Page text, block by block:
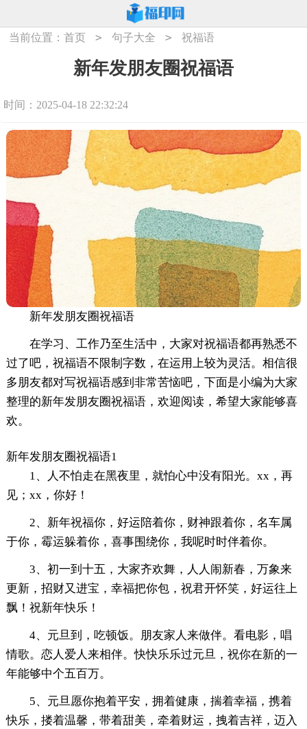
当前位置：首页 > 句子大全 > 祝福语
新年发朋友圈祝福语
时间：2025-04-18 22:32:24
新年发朋友圈祝福语
在学习、工作乃至生活中，大家对祝福语都再熟悉不
过了吧，祝福语不限制字数，在运用上较为灵活。相信很
多朋友都对写祝福语感到非常苦恼吧，下面是小编为大家
整理的新年发朋友圈祝福语，欢迎阅读，希望大家能够喜
欢。
新年发朋友圈祝福语1
1、人不怕走在黑夜里，就怕心中没有阳光。xx，再
见；xx，你好！
2、新年祝福你，好运陪着你，财神跟着你，名车属
于你，霉运躲着你，喜事围绕你，我呢时时伴着你。
3、初一到十五，大家齐欢舞，人人闹新春，万象来
更新，招财又进宝，幸福把你包，祝君开怀笑，好运往上
飘！祝新年快乐！
4、元旦到，吃顿饭。朋友家人来做伴。看电影，唱
情歌。恋人爱人来相伴。快快乐乐过元旦，祝你在新的一
年能够中个五百万。
5、元旦愿你抱着平安，拥着健康，揣着幸福，携着
快乐，搂着温馨，带着甜美，牵着财运，拽着吉祥，迈入